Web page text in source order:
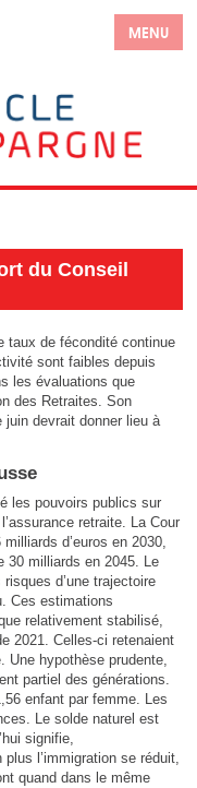
MENU
du Conseil
taux de fécondité continue
sont faibles depuis
les évaluations que
des Retraites. Son
juin devrait donner lieu à
les pouvoirs publics sur
retraite. La Cour
d’euros en 2030,
30 milliards en 2045. Le
d’une trajectoire
Ces estimations
relativement stabilisé,
2021. Celles-ci retenaient
Une hypothèse prudente,
partiel des générations.
enfant par femme. Les
Le solde naturel est
signifie,
l’immigration se réduit,
quand dans le même